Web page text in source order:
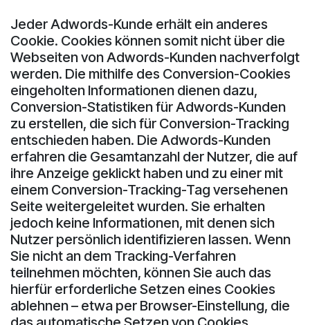
Jeder Adwords-Kunde erhält ein anderes
Cookie. Cookies können somit nicht über die
Webseiten von Adwords-Kunden nachverfolgt
werden. Die mithilfe des Conversion-Cookies
eingeholten Informationen dienen dazu,
Conversion-Statistiken für Adwords-Kunden
zu erstellen, die sich für Conversion-Tracking
entschieden haben. Die Adwords-Kunden
erfahren die Gesamtanzahl der Nutzer, die auf
ihre Anzeige geklickt haben und zu einer mit
einem Conversion-Tracking-Tag versehenen
Seite weitergeleitet wurden. Sie erhalten
jedoch keine Informationen, mit denen sich
Nutzer persönlich identifizieren lassen. Wenn
Sie nicht an dem Tracking-Verfahren
teilnehmen möchten, können Sie auch das
hierfür erforderliche Setzen eines Cookies
ablehnen – etwa per Browser-Einstellung, die